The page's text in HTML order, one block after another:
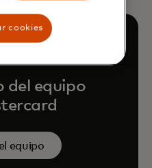
del equipo
equipo
cookies